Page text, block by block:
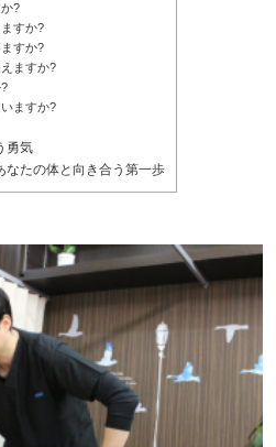
?
すか?
すか?
ますか?
ますか?
勇気
なたの体と向き合う第一歩